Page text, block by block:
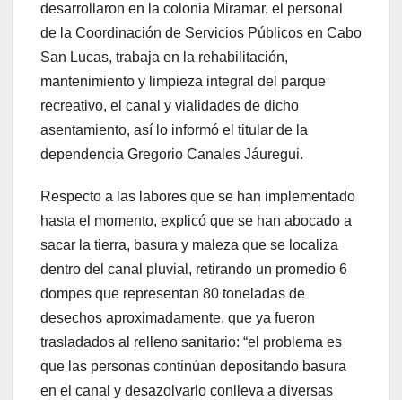
desarrollaron en la colonia Miramar, el personal
de la Coordinación de Servicios Públicos en Cabo
San Lucas, trabaja en la rehabilitación,
mantenimiento y limpieza integral del parque
recreativo, el canal y vialidades de dicho
asentamiento, así lo informó el titular de la
dependencia Gregorio Canales Jáuregui.
Respecto a las labores que se han implementado
hasta el momento, explicó que se han abocado a
sacar la tierra, basura y maleza que se localiza
dentro del canal pluvial, retirando un promedio 6
dompes que representan 80 toneladas de
desechos aproximadamente, que ya fueron
trasladados al relleno sanitario: “el problema es
que las personas continúan depositando basura
en el canal y desazolvarlo conlleva a diversas